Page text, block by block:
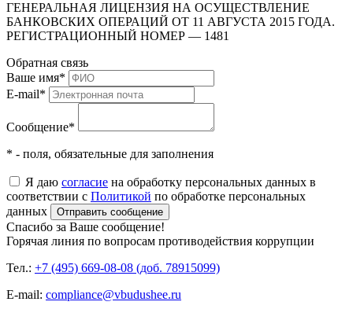
ГЕНЕРАЛЬНАЯ ЛИЦЕНЗИЯ НА ОСУЩЕСТВЛЕНИЕ
БАНКОВСКИХ ОПЕРАЦИЙ ОТ 11 АВГУСТА 2015 ГОДА.
РЕГИСТРАЦИОННЫЙ НОМЕР — 1481
Обратная связь
Ваше имя*
E-mail*
Сообщение*
* - поля, обязательные для заполнения
Я даю согласие на обработку персональных данных в
соответствии с Политикой по обработке персональных
данных
Отправить сообщение
Спасибо за Ваше сообщение!
Горячая линия по вопросам противодействия коррупции
Тел.: +7 (495) 669-08-08 (доб. 78915099)
E-mail: compliance@vbudushee.ru